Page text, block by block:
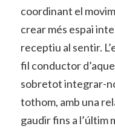
coordinant el
crear més espai
receptiu al sentir.
fil conductor
sobretot integrar-
tothom, amb una
gaudir fins a l’últim